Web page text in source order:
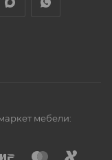
мебели: